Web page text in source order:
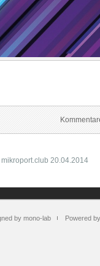
20.04.2014
by mono-lab Powered